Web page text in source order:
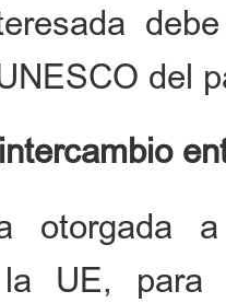
del
otorgada
UE, para